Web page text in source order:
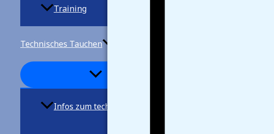
Training
Technisches Tauchen
Infos zum techn. Tauchen